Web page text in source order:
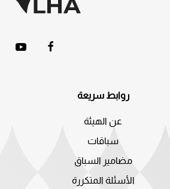
روابط سريعة
عن الهيئة
سباقات
مضامير السباق
الأسئلة المتكررة